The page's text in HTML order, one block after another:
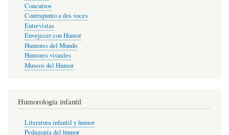
Concursos
Contrapunto a dos voces
Entrevistas
Envejecer con Humor
Humores del Mundo
Humores visuales
Museos del Humor
Humorología infantil
Literatura infantil y humor
Pedagogía del humor